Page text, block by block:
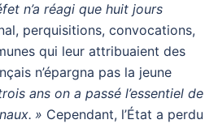
n’a réagi que huit jours
perquisitions, convocations,
qui leur attribuaient des
n’épargna pas la jeune
ans on a passé l’essentiel de
» Cependant, l’État a perdu